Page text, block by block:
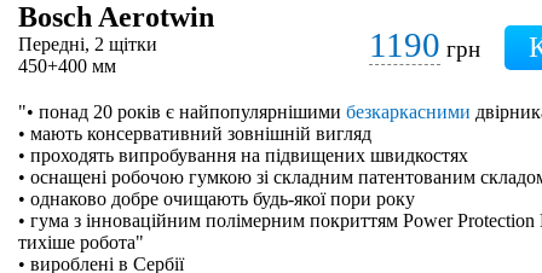
Bosch Aerotwin
Передні, 2 щітки
450+400 мм
1190 грн
"• понад 20 років є найпопулярнішими безкаркасними
• мають консервативний зовнішній вигляд
• проходять випробування на підвищених швидкостях
• оснащені робочою гумкою зі складним патентованим
• однаково добре очищають будь-якої пори року
• гума з інноваційним полімерним покриттям Power
тихіше робота"
• вироблені в Сербії